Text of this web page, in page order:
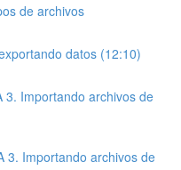
de archivos
datos (12:10)
3. Importando archivos de
3. Importando archivos de